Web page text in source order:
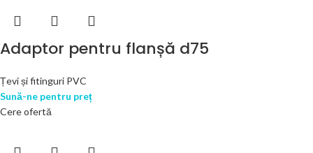
Adaptor pentru flanșă d75
Țevi și fitinguri PVC
Sună-ne pentru preț
Cere ofertă